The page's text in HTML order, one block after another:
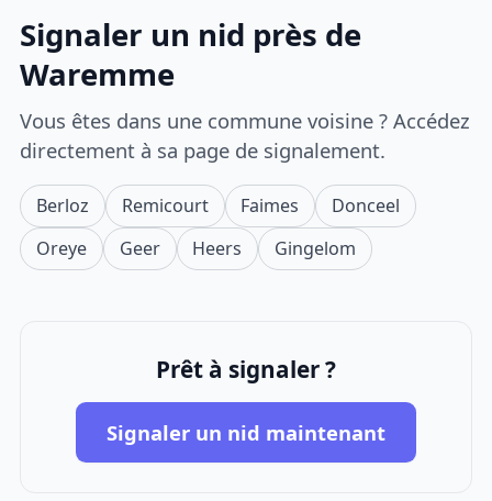
Signaler un nid près de
Waremme
Vous êtes dans une commune voisine ? Accédez
directement à sa page de signalement.
Berloz Remicourt Faimes
Donceel
Oreye
Geer Heers Gingelom
Prêt à signaler ?
Signaler un nid maintenant